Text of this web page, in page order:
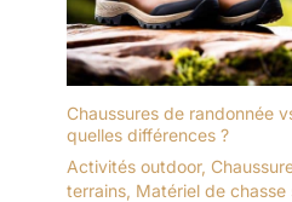
Chaussures de randonnée
quelles différences ?
Activités outdoor,
terrains, Matériel de chasse